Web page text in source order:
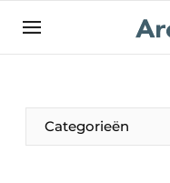
NL
Categorieën